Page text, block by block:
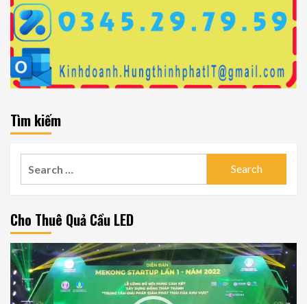
Tìm kiếm
Cho Thuê Quả Cầu LED
Video
Player